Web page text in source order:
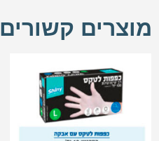
מוצרים קשורים